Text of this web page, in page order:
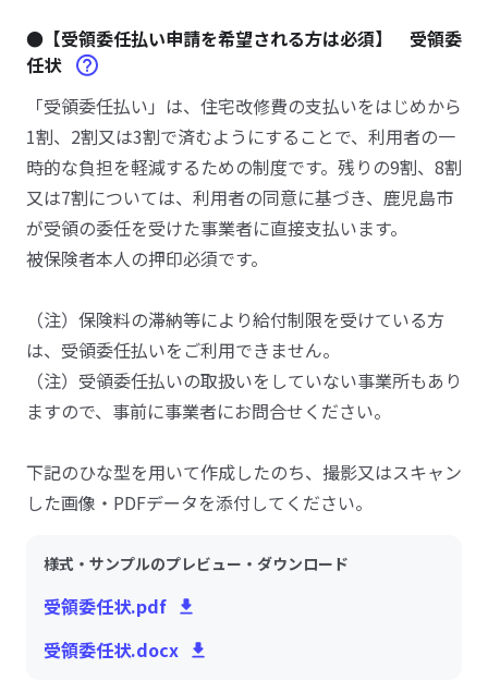
●【受領委任払い申請を希望される方は必須】 受領委
任状
「受領委任払い」は、住宅改修費の支払いをはじめから
1割、2割又は3割で済むようにすることで、利用者の一
時的な負担を軽減するための制度です。残りの9割、8割
又は7割については、利用者の同意に基づき、鹿児島市
が受領の委任を受けた事業者に直接支払います。
被保険者本人の押印必須です。
（注）保険料の滞納等により給付制限を受けている方
は、受領委任払いをご利用できません。
（注）受領委任払いの取扱いをしていない事業所もあり
ますので、事前に事業者にお問合せください。
下記のひな型を用いて作成したのち、撮影又はスキャン
した画像・PDFデータを添付してください。
様式・サンプルのプレビュー・ダウンロード
受領委任状.pdf
受領委任状.docx